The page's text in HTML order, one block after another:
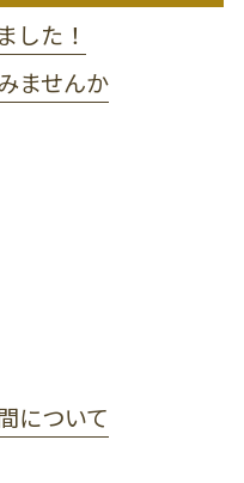
した！
ませんか
について